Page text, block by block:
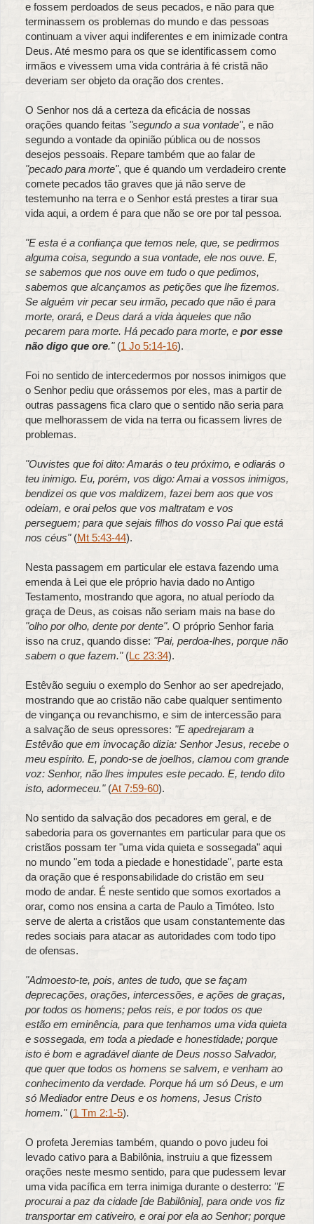
e fossem perdoados de seus pecados, e não para que
terminassem os problemas do mundo e das pessoas
continuam a viver aqui indiferentes e em inimizade contra
Deus. Até mesmo para os que se identificassem como
irmãos e vivessem uma vida contrária à fé cristã não
deveriam ser objeto da oração dos crentes.
O Senhor nos dá a certeza da eficácia de nossas
orações quando feitas "segundo a sua vontade", e não
segundo a vontade da opinião pública ou de nossos
desejos pessoais. Repare também que ao falar de
"pecado para morte", que é quando um verdadeiro crente
comete pecados tão graves que já não serve de
testemunho na terra e o Senhor está prestes a tirar sua
vida aqui, a ordem é para que não se ore por tal pessoa.
"E esta é a confiança que temos nele, que, se pedirmos
alguma coisa, segundo a sua vontade, ele nos ouve. E,
se sabemos que nos ouve em tudo o que pedimos,
sabemos que alcançamos as petições que lhe fizemos.
Se alguém vir pecar seu irmão, pecado que não é para
morte, orará, e Deus dará a vida àqueles que não
pecarem para morte. Há pecado para morte, e por esse
não digo que ore."(1 Jo 5:14-16).
Foi no sentido de intercedermos por nossos inimigos que
o Senhor pediu que orássemos por eles, mas a partir de
outras passagens fica claro que o sentido não seria para
que melhorassem de vida na terra ou ficassem livres de
problemas.
"Ouvistes que foi dito: Amarás o teu próximo, e odiarás o
teu inimigo. Eu, porém, vos digo: Amai a vossos inimigos,
bendizei os que vos maldizem, fazei bem aos que vos
odeiam, e orai pelos que vos maltratam e vos
perseguem; para que sejais filhos do vosso Pai que está
nos céus" (Mt 5:43-44).
Nesta passagem em particular ele estava fazendo uma
emenda à Lei que ele próprio havia dado no Antigo
Testamento, mostrando que agora, no atual período da
graça de Deus, as coisas não seriam mais na base do
"olho por olho, dente por dente". O próprio Senhor faria
isso na cruz, quando disse: "Pai, perdoa-lhes, porque não
sabem o que fazem."(Lc 23:34).
Estêvão seguiu o exemplo do Senhor ao ser apedrejado,
mostrando que ao cristão não cabe qualquer sentimento
de vingança ou revanchismo, e sim de intercessão para
a salvação de seus opressores: "E apedrejaram a
Estêvão que em invocação dizia: Senhor Jesus, recebe o
meu espírito. E, pondo-se de joelhos, clamou com grande
voz: Senhor, não lhes imputes este pecado. E, tendo dito
isto, adormeceu."(At 7:59-60).
No sentido da salvação dos pecadores em geral, e de
sabedoria para os governantes em particular para que os
cristãos possam ter "uma vida quieta e sossegada" aqui
no mundo "em toda a piedade e honestidade", parte esta
da oração que é responsabilidade do cristão em seu
modo de andar. É neste sentido que somos exortados a
orar, como nos ensina a carta de Paulo a Timóteo. Isto
serve de alerta a cristãos que usam constantemente das
redes sociais para atacar as autoridades com todo tipo
de ofensas.
"Admoesto-te, pois, antes de tudo, que se façam
deprecações, orações, intercessões, e ações de graças,
por todos os homens; pelos reis, e por todos os que
estão em eminência, para que tenhamos uma vida quieta
e sossegada, em toda a piedade e honestidade; porque
isto é bom e agradável diante de Deus nosso Salvador,
que quer que todos os homens se salvem, e venham ao
conhecimento da verdade. Porque há um só Deus, e um
só Mediador entre Deus e os homens, Jesus Cristo
homem." (1 Tm 2:1-5).
O profeta Jeremias também, quando o povo judeu foi
levado cativo para a Babilônia, instruiu a que fizessem
orações neste mesmo sentido, para que pudessem levar
uma vida pacífica em terra inimiga durante o desterro: "E
procurai a paz da cidade [de Babilônia], para onde vos fiz
transportar em cativeiro, e orai por ela ao Senhor; porque